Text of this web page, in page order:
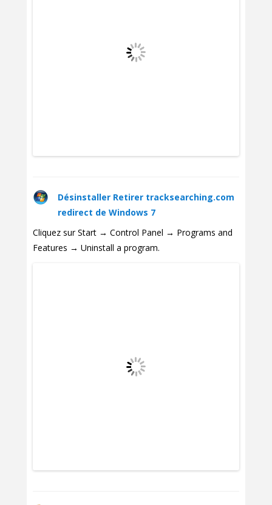
Désinstaller Retirer tracksearching.com
redirect de Windows 7
Cliquez sur Start → Control Panel → Programs and
Features → Uninstall a program.